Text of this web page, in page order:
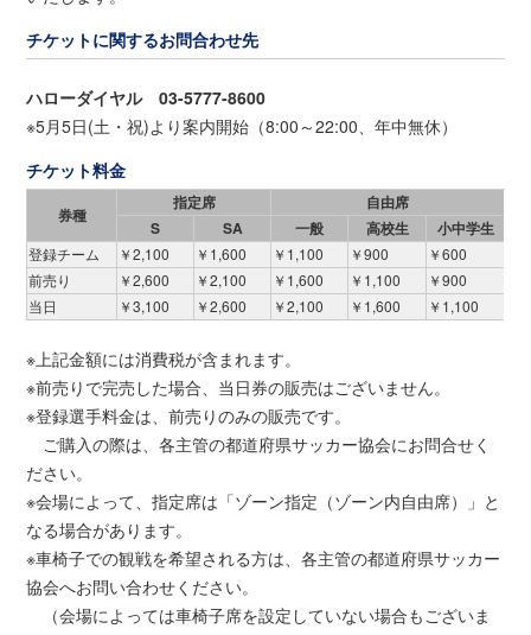
チケットに関するお問合わせ先
ハローダイヤル 03-5777-8600
※5月5日(土・祝)より案内開始（8:00～22:00、年中無休）
チケット料金
券種
指定席
自由席
S
SA 一般 高校生 小中学生
登録チーム ￥2,100 ￥1,600 ￥1,100 ￥900
￥600
前売り
￥2,600 ￥2,100 ￥1,600 ￥1,100
￥900
当日
￥3,100 ￥2,600 ￥2,100 ￥1,600 ￥1,100
※上記金額には消費税が含まれます。
※前売りで完売した場合、当日券の販売はございません。
※登録選手料金は、前売りのみの販売です。
ご購入の際は、各主管の都道府県サッカー協会にお問合せく
ださい。
※会場によって、指定席は「ゾーン指定（ゾーン内自由席）」と
なる場合があります。
※車椅子での観戦を希望される方は、各主管の都道府県サッカー
協会へお問い合わせください。
（会場によっては車椅子席を設定していない場合もございま